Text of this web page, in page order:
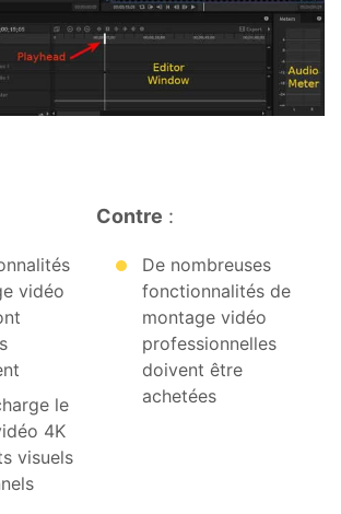
vidéo
le
4K
visuels
Contre :
De nombreuses
fonctionnalités de
montage vidéo
professionnelles
doivent être
achetées